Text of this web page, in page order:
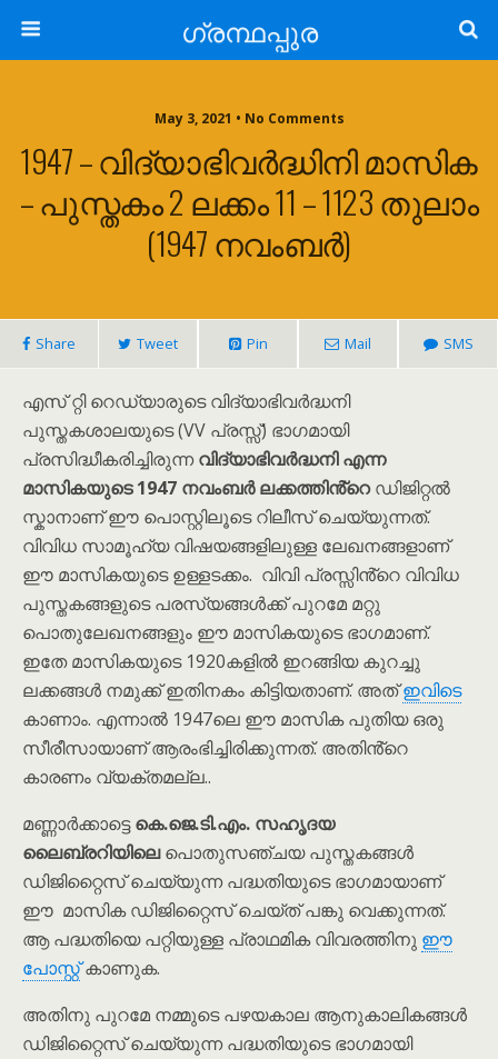
ഗ്രന്ഥപ്പുര
May 3, 2021 • No Comments
1947 – വിദ്യാഭിവർദ്ധിനി മാസിക
– പുസ്തകം 2 ലക്കം 11 – 1123 തുലാം
(1947 നവംബർ)
Share Tweet Pin Mail SMS
എസ് റ്റി റെഡ്യാരുടെ വിദ്യാഭിവർദ്ധനി
പുസ്തകശാലയുടെ (VV പ്രസ്സ്) ഭാഗമായി
പ്രസിദ്ധീകരിച്ചിരുന്നവിദ്യാഭിവർദ്ധനി എന്ന
മാസികയുടെ 1947 നവംബർ ലക്കത്തിൻ്റെഡിജിറ്റൽ
സ്കാനാണ് ഈ പൊസ്റ്റിലൂടെ റിലീസ് ചെയ്യുന്നത്.
വിവിധ സാമൂഹ്യ വിഷയങ്ങളിലുള്ള ലേഖനങ്ങളാണ്
ഈ മാസികയുടെ ഉള്ളടക്കം. വിവി പ്രസ്സിൻ്റെ വിവിധ
പുസ്തകങ്ങളുടെ പരസ്യങ്ങൾക്ക് പുറമേ മറ്റു
പൊതുലേഖനങ്ങളും ഈ മാസികയുടെ ഭാഗമാണ്.
ഇതേ മാസികയുടെ 1920കളിൽ ഇറങ്ങിയ കുറച്ചു
ലക്കങ്ങൾ നമുക്ക് ഇതിനകം കിട്ടിയതാണ്. അത്ഇവിടെ
കാണാം. എന്നാൽ 1947ലെ ഈ മാസിക പുതിയ ഒരു
സീരീസായാണ് ആരംഭിച്ചിരിക്കുന്നത്. അതിൻ്റെ
കാരണം വ്യക്തമല്ല..
മണ്ണാർക്കാട്ടെകെ.ജെ.ടി.എം. സഹൃദയ
ലൈബ്രറിയിലെപൊതുസഞ്ചയ പുസ്തകങ്ങൾ
ഡിജിറ്റൈസ് ചെയ്യുന്ന പദ്ധതിയുടെ ഭാഗമായാണ്
ഈ മാസിക ഡിജിറ്റൈസ് ചെയ്ത് പങ്കു വെക്കുന്നത്.
ആ പദ്ധതിയെ പറ്റിയുള്ള പ്രാഥമിക വിവരത്തിനു ഈ
പോസ്റ്റ്കാണുക.
അതിനു പുറമേ നമ്മുടെ പഴയകാല ആനുകാലികങ്ങൾ
ഡിജിറ്റൈസ് ചെയ്യുന്ന പദ്ധതിയുടെ ഭാഗമായി